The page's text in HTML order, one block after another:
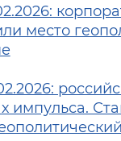
место
импульса.